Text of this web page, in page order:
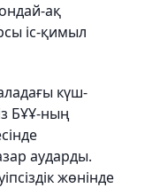
ақ
іс-қимыл
күш-
БҰҰ-ның
аударды.
жөнінде